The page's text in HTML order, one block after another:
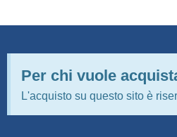
Per chi vuole
L'acquisto su questo sito è